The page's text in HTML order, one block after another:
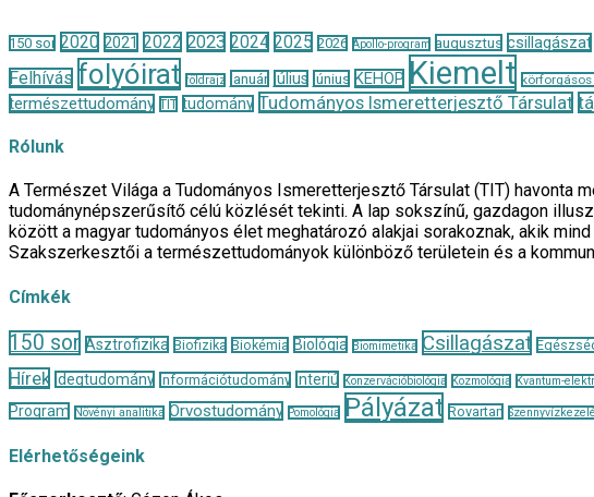
150 sor 2020 2021 2022 2023 2024 2025 2026 Apollo-program augusztus csillagászat
Felhívás folyóirat földrajz január július június KEHOP Kiemelt
természettudomány TIT tudomány Tudományos Ismeretterjesztő Társulat
Rólunk
A Természet Világa a Tudományos Ismeretterjesztő Társulat (TIT) havonta
tudománynépszerűsítő célú közlését tekinti. A lap sokszínű, gazdagon
között a magyar tudományos élet meghatározó alakjai sorakoznak, akik
Szakszerkesztői a természettudományok különböző területein és a
Címkék
150 sor Asztrofizika Biofizika Biokémia Biológia Biomimetika Csillagászat
Hírek Idegtudomány Információtudomány Interjú Konzervációbiológia Kozmológia Kvantum-
Program
Növényi analitika Orvostudomány Pomológia Pályázat Rovartan
Elérhetőségeink